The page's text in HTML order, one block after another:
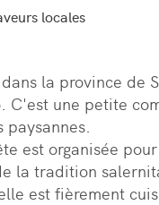
locales
la province de
C'est une petite
est organisée
la tradition
est fièrement